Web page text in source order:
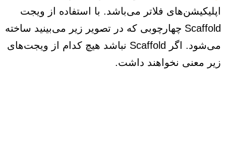
اپلیکیشن‌های فلاتر می‌باشد. با استفاده از ویجت
Scaffold چهارچوبی که در تصویر زیر می‌بینید ساخته
می‌شود. اگر Scaffold نباشد هیچ کدام از ویجت‌های
زیر معنی نخواهند داشت.